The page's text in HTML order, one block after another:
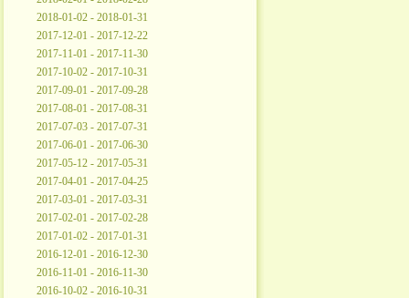
2018-01-02 - 2018-01-31
2017-12-01 - 2017-12-22
2017-11-01 - 2017-11-30
2017-10-02 - 2017-10-31
2017-09-01 - 2017-09-28
2017-08-01 - 2017-08-31
2017-07-03 - 2017-07-31
2017-06-01 - 2017-06-30
2017-05-12 - 2017-05-31
2017-04-01 - 2017-04-25
2017-03-01 - 2017-03-31
2017-02-01 - 2017-02-28
2017-01-02 - 2017-01-31
2016-12-01 - 2016-12-30
2016-11-01 - 2016-11-30
2016-10-02 - 2016-10-31